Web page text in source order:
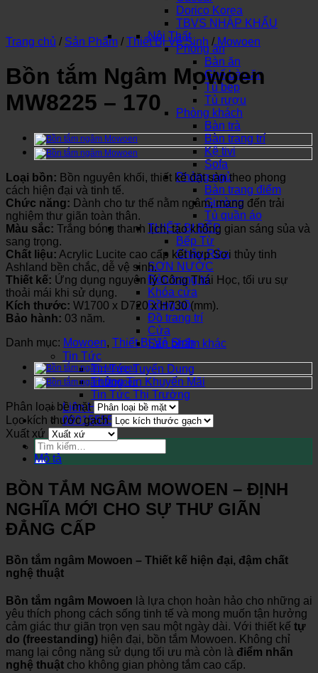
Dorico Korea
TBVS NHẬP KHẨU
Nội Thất
Phòng ăn
Bàn ăn
Ghế bàn ăn
Tủ bếp
Tủ rượu
Phòng khách
Bàn trà
Bàn trang trí
Kệ tivi
Sofa
Phòng ngủ
Bàn trang điểm
Giường
Tủ quần áo
THIẾT BỊ BẾP
Bếp Từ
Chậu Rửa
SƠN NƯỚC
Đèn trang trí
Khóa cửa
Đồng hồ
Đồ trang trí
Cửa
Sản phẩm khác
Tin Tức
Tin Tức Tuyển Dụng
Thông Tin Khuyến Mãi
Tin Tức Thị Trường
Liên Hệ
0901555580
Tìm
kiếm:
Trang chủ / Sản Phẩm / Thiết Bị Vệ Sinh / Mowoen
Bồn tắm Ngâm Mowoen
MW8225 – 170
Loại bồn: Bồn nguyên khối, thiết kế đặt sàn theo phong
cách hiện đại và tinh tế.
Chức năng: Dành cho tư thế nằm ngâm, mang đến trải
nghiệm thư giãn toàn thân.
Màu sắc: Trắng bóng thanh lịch, tạo không gian sáng sủa và
sang trọng.
Chất liệu: Acrylic Lucite cao cấp kết hợp Sợi thủy tinh
Ashland bền chắc, dễ vệ sinh.
Thiết kế: Ứng dụng nguyên lý Công Thái Học, tối ưu sự
thoải mái khi sử dụng.
Kích thước: W1700 x D720 x H730 (mm).
Bảo hành: 03 năm.
Danh mục: Mowoen, Thiết Bị Vệ Sinh
Phân loại bề mặt
Lọc kích thước gạch
Xuất xứ
Mô tả
BỒN TẮM NGÂM MOWOEN – ĐỊNH
NGHĨA MỚI CHO SỰ THƯ GIÃN
ĐẲNG CẤP
Bồn tắm ngâm Mowoen – Thiết kế hiện đại, đậm chất
nghệ thuật
Bồn tắm ngâm Mowoen là lựa chọn hoàn hảo cho những ai
yêu thích phong cách sống tinh tế và mong muốn tận hưởng
cảm giác thư giãn trọn vẹn sau một ngày dài. Với thiết kế tự
do (freestanding) hiện đại, bồn tắm Mowoen. Không chỉ
mang lại công năng sử dụng tối ưu mà còn là điểm nhấn
nghệ thuật cho không gian phòng tắm cao cấp.